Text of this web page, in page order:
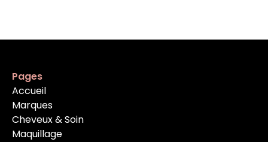
Pages
Accueil
Marques
Cheveux & Soin
Maquillage